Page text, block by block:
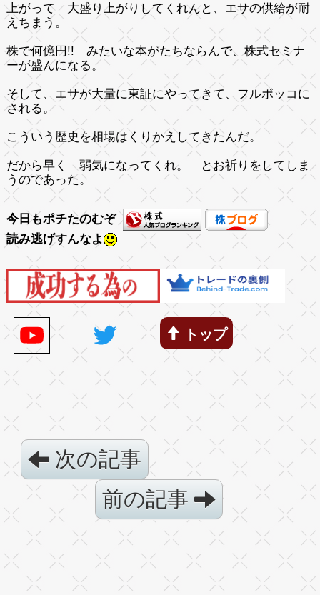
上がって 大盛り上がりしてくれんと、エサの供給が耐
えちまう。
株で何億円!! みたいな本がたちならんで、株式セミナ
ーが盛んになる。
そして、エサが大量に東証にやってきて、フルボッコに
される。
こういう歴史を相場はくりかえしてきたんだ。
だから早く 弱気になってくれ。 とお祈りをしてしま
うのであった。
今日もポチたのむぞ
読み逃げすんなよ
トップ
次の記事
前の記事